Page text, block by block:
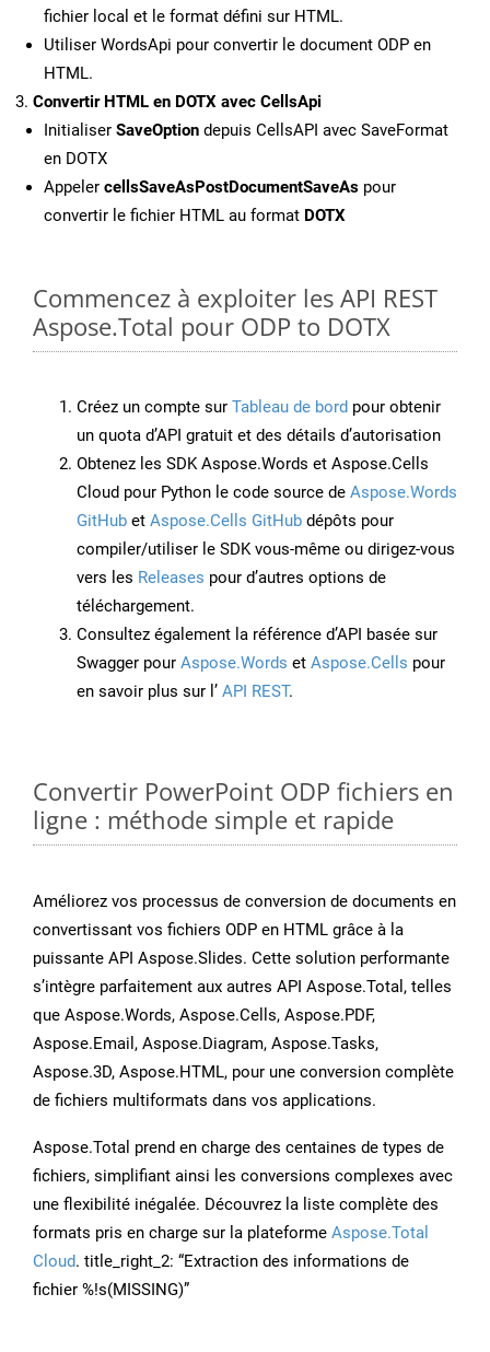
fichier local et le format défini sur HTML.
Utiliser WordsApi pour convertir le document ODP en
HTML.
Convertir HTML en DOTX avec CellsApi
Initialiser SaveOption depuis CellsAPI avec SaveFormat
en DOTX
Appeler cellsSaveAsPostDocumentSaveAs pour
convertir le fichier HTML au format DOTX
Commencez à exploiter les API REST
Aspose.Total pour ODP to DOTX
Créez un compte sur Tableau de bord pour obtenir
un quota d’API gratuit et des détails d’autorisation
Obtenez les SDK Aspose.Words et Aspose.Cells
Cloud pour Python le code source de Aspose.Words
GitHub et Aspose.Cells GitHub dépôts pour
compiler/utiliser le SDK vous-même ou dirigez-vous
vers les Releases pour d’autres options de
téléchargement.
Consultez également la référence d’API basée sur
Swagger pour Aspose.Words et Aspose.Cells pour
en savoir plus sur l’ API REST.
Convertir PowerPoint ODP fichiers en
ligne : méthode simple et rapide
Améliorez vos processus de conversion de documents en
convertissant vos fichiers ODP en HTML grâce à la
puissante API Aspose.Slides. Cette solution performante
s’intègre parfaitement aux autres API Aspose.Total, telles
que Aspose.Words, Aspose.Cells, Aspose.PDF,
Aspose.Email, Aspose.Diagram, Aspose.Tasks,
Aspose.3D, Aspose.HTML, pour une conversion complète
de fichiers multiformats dans vos applications.
Aspose.Total prend en charge des centaines de types de
fichiers, simplifiant ainsi les conversions complexes avec
une flexibilité inégalée. Découvrez la liste complète des
formats pris en charge sur la plateforme Aspose.Total
Cloud. title_right_2: “Extraction des informations de
fichier %!s(MISSING)”